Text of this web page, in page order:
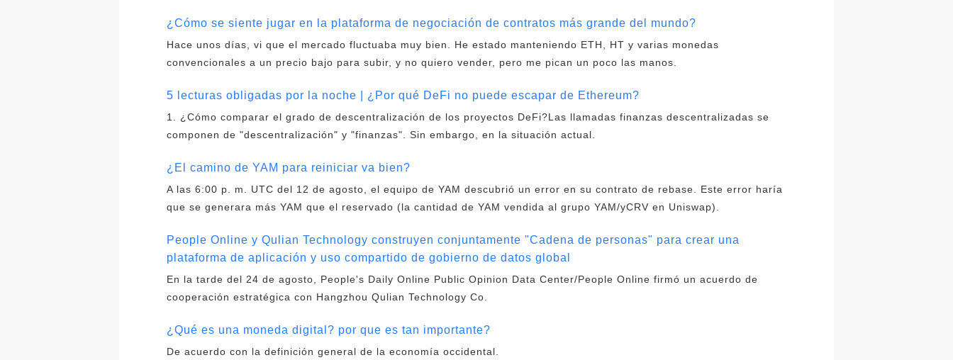
¿Cómo se siente jugar en la plataforma de negociación de contratos más grande del mundo?
Hace unos días, vi que el mercado fluctuaba muy bien. He estado manteniendo ETH, HT y varias monedas
convencionales a un precio bajo para subir, y no quiero vender, pero me pican un poco las manos.
5 lecturas obligadas por la noche | ¿Por qué DeFi no puede escapar de Ethereum?
1. ¿Cómo comparar el grado de descentralización de los proyectos DeFi?Las llamadas finanzas descentralizadas se
componen de "descentralización" y "finanzas". Sin embargo, en la situación actual.
¿El camino de YAM para reiniciar va bien?
A las 6:00 p. m. UTC del 12 de agosto, el equipo de YAM descubrió un error en su contrato de rebase. Este error haría
que se generara más YAM que el reservado (la cantidad de YAM vendida al grupo YAM/yCRV en Uniswap).
People Online y Qulian Technology construyen conjuntamente "Cadena de personas" para crear una
plataforma de aplicación y uso compartido de gobierno de datos global
En la tarde del 24 de agosto, People's Daily Online Public Opinion Data Center/People Online firmó un acuerdo de
cooperación estratégica con Hangzhou Qulian Technology Co.
¿Qué es una moneda digital? por que es tan importante?
De acuerdo con la definición general de la economía occidental.